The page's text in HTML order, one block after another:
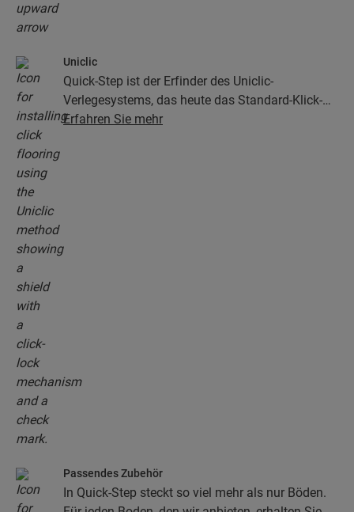
Uniclic
Quick-Step ist der Erfinder des Uniclic-
Verlegesystems, das heute das Standard-Klick-
System ist. Mit dem revolutionären und
Erfahren Sie mehr
Passendes Zubehör
In Quick-Step steckt so viel mehr als nur Böden.